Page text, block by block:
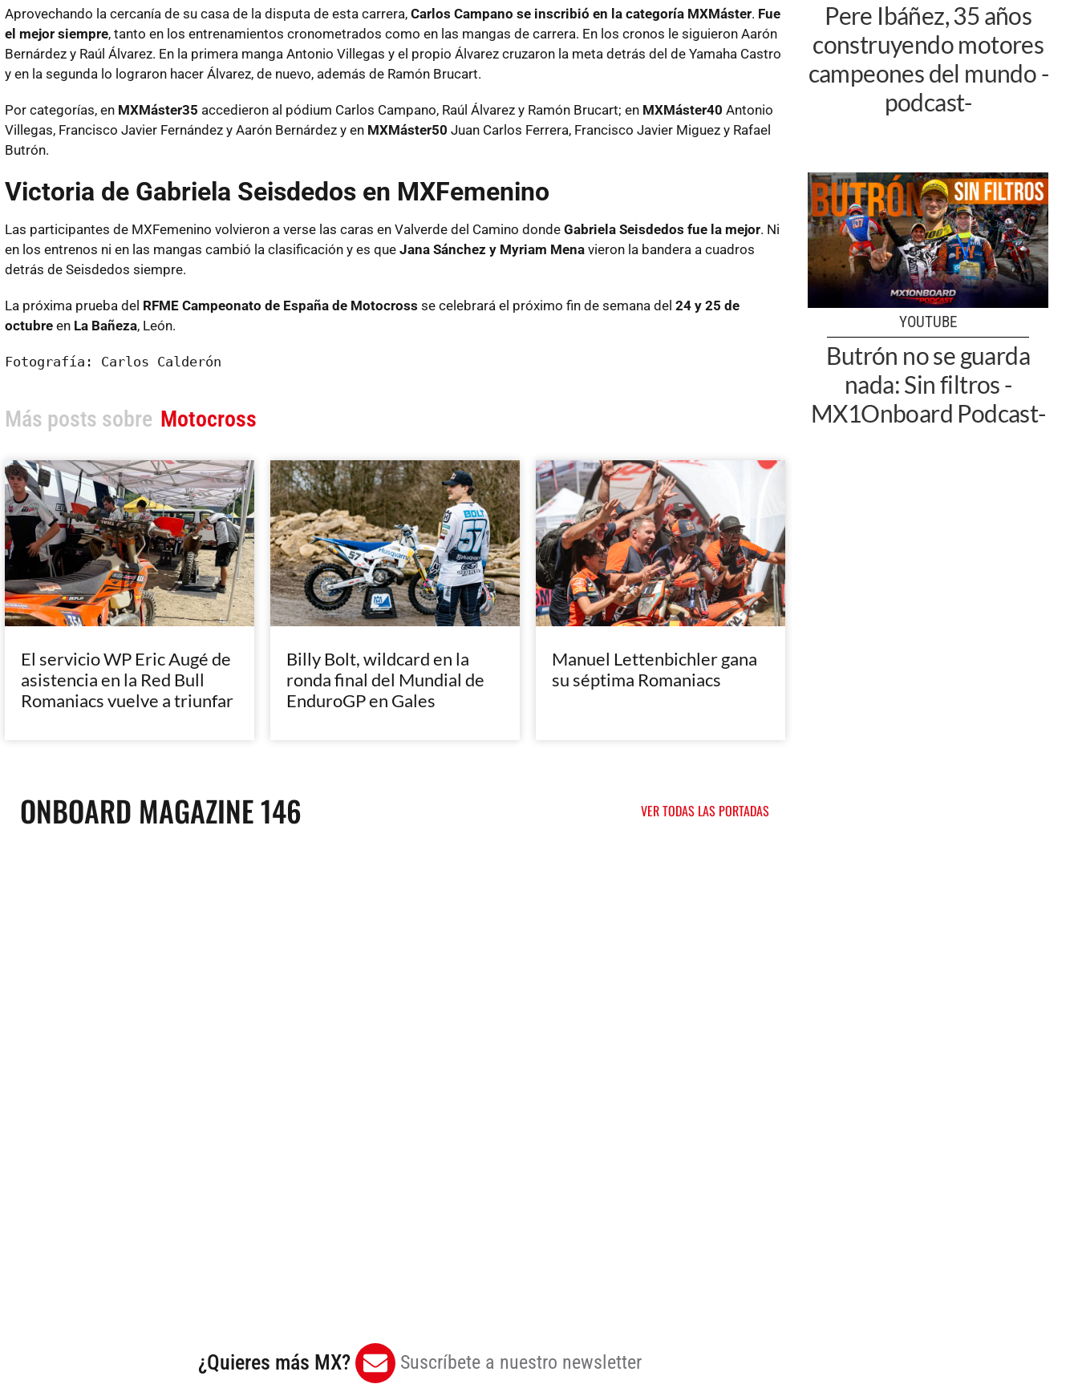
Aprovechando la cercanía de su casa de la disputa de esta carrera, Carlos Campano se inscribió en la categoría MXMáster. Fue
el mejor siempre, tanto en los entrenamientos cronometrados como en las mangas de carrera. En los cronos le siguieron Aarón
Bernárdez y Raúl Álvarez. En la primera manga Antonio Villegas y el propio Álvarez cruzaron la meta detrás del de Yamaha Castro
y en la segunda lo lograron hacer Álvarez, de nuevo, además de Ramón Brucart.
Por categorías, en MXMáster35 accedieron al pódium Carlos Campano, Raúl Álvarez y Ramón Brucart; en MXMáster40 Antonio
Villegas, Francisco Javier Fernández y Aarón Bernárdez y en MXMáster50 Juan Carlos Ferrera, Francisco Javier Miguez y Rafael
Butrón.
Victoria de Gabriela Seisdedos en MXFemenino
Las participantes de MXFemenino volvieron a verse las caras en Valverde del Camino donde Gabriela Seisdedos fue la mejor. Ni
en los entrenos ni en las mangas cambió la clasificación y es que Jana Sánchez y Myriam Menavieron la bandera a cuadros
detrás de Seisdedos siempre.
La próxima prueba del RFME Campeonato de España de Motocross se celebrará el próximo fin de semana del 24 y 25 de
octubreen La Bañeza, León.
Fotografía: Carlos Calderón
Más posts sobre Motocross
El servicio WP Eric Augé de
asistencia en la Red Bull
Romaniacs vuelve a triunfar
Billy Bolt, wildcard en la
ronda final del Mundial de
EnduroGP en Gales
Manuel Lettenbichler gana
su séptima Romaniacs
ONBOARD MAGAZINE 146 VER TODAS LAS PORTADAS
¿Quieres más MX? Suscríbete a nuestro newsletter
Pere Ibáñez, 35 años
construyendo motores
campeones del mundo -
podcast-
YOUTUBE
Butrón no se guarda
nada: Sin filtros -
MX1Onboard Podcast-